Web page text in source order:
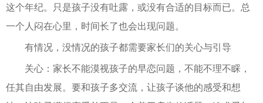
这个年纪。只是孩子没有吐露，或没有合适的目标而已。总
一个人闷在心里，时间长了也会出现问题。
有情况，没情况的孩子都需要家长们的关心与引导
关心：家长不能漠视孩子的早恋问题，不能不理不睬，
任其自由发展。要和孩子多交流，让孩子谈他的感受和想